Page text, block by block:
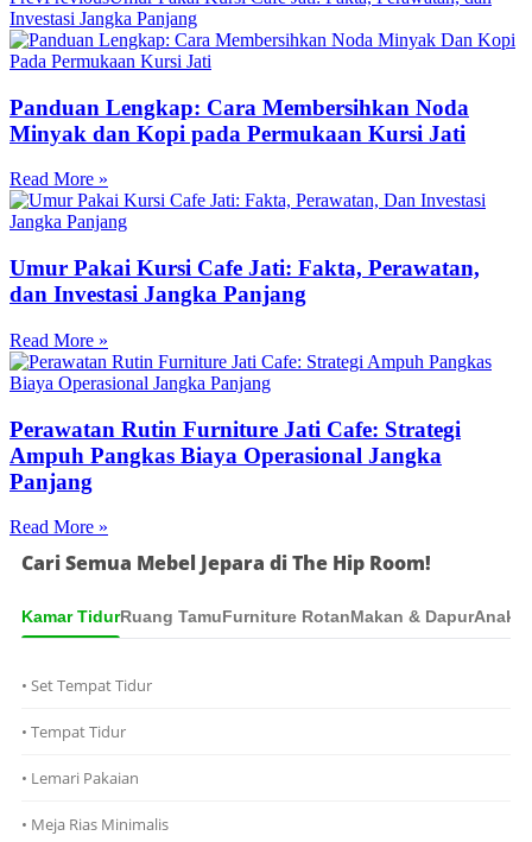
Investasi Jangka Panjang
Panduan Lengkap: Cara Membersihkan Noda
Minyak dan Kopi pada Permukaan Kursi Jati
Read More »
Umur Pakai Kursi Cafe Jati: Fakta, Perawatan,
dan Investasi Jangka Panjang
Read More »
Perawatan Rutin Furniture Jati Cafe: Strategi
Ampuh Pangkas Biaya Operasional Jangka
Panjang
Read More »
Cari Semua Mebel Jepara di The Hip Room!
Kamar TidurRuang TamuFurniture RotanMakan & DapurAnak
• Set Tempat Tidur
• Tempat Tidur
• Lemari Pakaian
• Meja Rias Minimalis